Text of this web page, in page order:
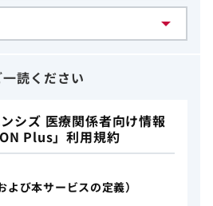
読ください
シズ 医療関係者向け情報
Plus」利用規約
び本サービスの定義）